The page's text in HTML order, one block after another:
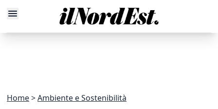
Home Ambiente e Sostenibilità